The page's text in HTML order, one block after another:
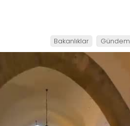
Bakanlıklar Gündem